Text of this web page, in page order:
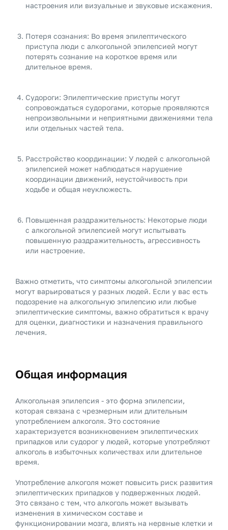
настроения или визуальные и звуковые искажения.
Потеря сознания: Во время эпилептического
приступа люди с алкогольной эпилепсией могут
потерять сознание на короткое время или
длительное время.
Судороги: Эпилептические приступы могут
сопровождаться судорогами, которые проявляются
непроизвольными и неприятными движениями тела
или отдельных частей тела.
Расстройство координации: У людей с алкогольной
эпилепсией может наблюдаться нарушение
координации движений, неустойчивость при
ходьбе и общая неуклюжесть.
Повышенная раздражительность: Некоторые люди
с алкогольной эпилепсией могут испытывать
повышенную раздражительность, агрессивность
или настроение.
Важно отметить, что симптомы алкогольной эпилепсии
могут варьироваться у разных людей. Если у вас есть
подозрение на алкогольную эпилепсию или любые
эпилептические симптомы, важно обратиться к врачу
для оценки, диагностики и назначения правильного
лечения.
Общая информация
Алкогольная эпилепсия - это форма эпилепсии,
которая связана с чрезмерным или длительным
употреблением алкоголя. Это состояние
характеризуется возникновением эпилептических
припадков или судорог у людей, которые употребляют
алкоголь в избыточных количествах или длительное
время.
Употребление алкоголя может повысить риск развития
эпилептических припадков у подверженных людей.
Это связано с тем, что алкоголь может вызывать
изменения в химическом составе и
функционировании мозга, влиять на нервные клетки и